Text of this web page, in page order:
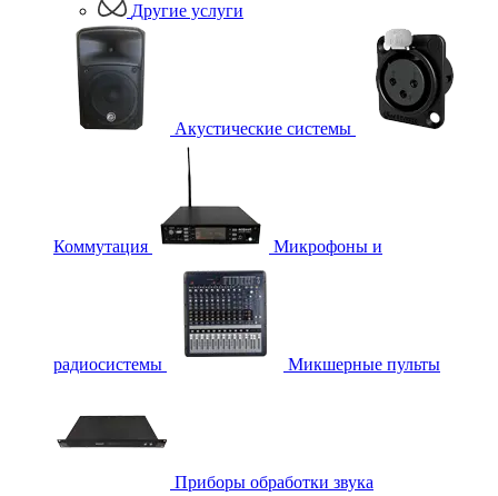
Другие услуги
Акустические системы
Коммутация Микрофоны и
радиосистемы Микшерные пульты
Приборы обработки звука